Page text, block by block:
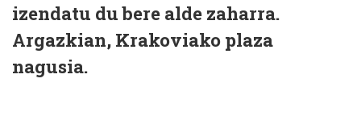
izendatu du bere alde zaharra.
Argazkian, Krakoviako plaza
nagusia.